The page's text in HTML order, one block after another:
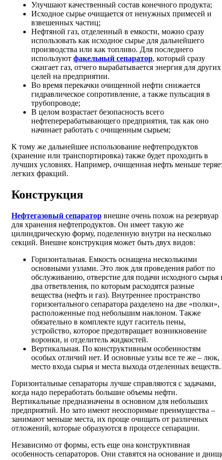
Улучшают качественный состав конечного продукта;
Исходное сырье очищается от ненужных примесей и
взвешенных частиц;
Нефтяной газ, отделенный в емкости, можно сразу
использовать как исходное сырье для дальнейшего
производства или как топливо. Для последнего
используют факельный сепаратор, который сразу
сжигает газ, отчего вырабатывается энергия для других
целей на предприятии.
Во время перекачки очищенной нефти снижается
гидравлическое сопротивление, а также пульсация в
трубопроводе;
В целом возрастает безопасность всего
нефтеперерабатывающего предприятия, так как оно
начинает работать с очищенным сырьем;
К тому же дальнейшее использование нефтепродуктов
(хранение или транспортировка) также будет проходить в
лучших условиях. Например, очищенная нефть меньше
легких фракций.
Конструкция
Нефтегазовый сепаратор внешне очень похож на резервуар
для хранения нефтепродуктов. Он имеет такую же
цилиндрическую форму, поделенную внутри на несколько
секций. Внешне конструкция может быть двух видов:
Горизонтальная. Емкость оснащена несколькими
основными узлами. Это люк для проведения работ по
обслуживанию, отверстие для подачи исходного сырья
два ответвления, по которым расходятся разные
вещества (нефть и газ). Внутреннее пространство
горизонтального сепаратора разделено на две «полки»,
расположенные под небольшим наклоном. Также
обязательно в комплекте идут гаситель пены,
устройство, которое предотвращает возникновение
воронки, и отделитель жидкостей.
Вертикальная. По конструктивным особенностям
особых отличий нет. И основные узлы все те же – люк,
место входа сырья и места выхода отделенных веществ.
Горизонтальные сепараторы лучше справляются с задачами,
когда надо переработать большие объемы нефти.
Вертикальные предназначены в основном для небольших
предприятий. Но зато имеют неоспоримые преимущества –
занимают меньше места, их проще очищать от различных
отложений, которые образуются в процессе сепарации.
Независимо от формы, есть еще она конструктивная
особенность сепараторов. Они ставятся на основание и